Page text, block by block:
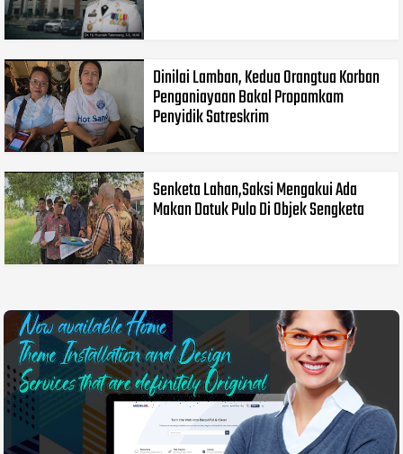
Dinilai Lamban, Kedua Orangtua Korban
Penganiayaan Bakal Propamkam
Penyidik Satreskrim
Senketa Lahan,Saksi Mengakui Ada
Makan Datuk Pulo Di Objek Sengketa